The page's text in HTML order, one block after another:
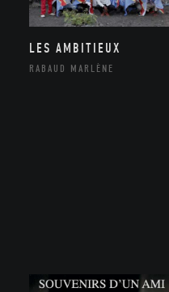
LES AMBITIEUX
RABAUD MARLÈNE